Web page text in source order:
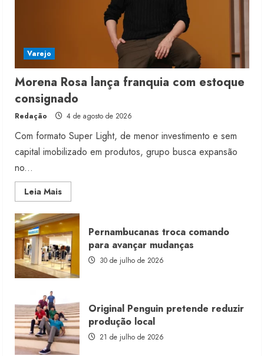
Varejo
Morena Rosa lança franquia com estoque
consignado
Redação 4 de agosto de 2026
Com formato Super Light, de menor investimento e sem
capital imobilizado em produtos, grupo busca expansão
no...
Leia MaisRead
more
Morena
Rosa
lança
franquia
com
estoque
consignado
Pernambucanas troca comando
para avançar mudanças
30 de julho de 2026
Original Penguin pretende reduzir
produção local
21 de julho de 2026